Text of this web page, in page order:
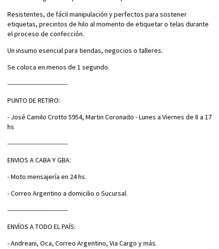
Resistentes, de fácil manipulación y perfectos para sostener
etiquetas, precintos de hilo al momento de etiquetar o telas durante
el proceso de confección.
Un insumo esencial para tiendas, negocios o talleres.
Se coloca en menos de 1 segundo.
-------------------------------
PUNTO DE RETIRO:
- José Camilo Crotto 5954, Martin Coronado - Lunes a Viernes de 8 a 17
hs
-------------------------------
ENVIOS A CABA Y GBA:
- Moto mensajería en 24 hs.
- Correo Argentino a domicilio o Sucursal.
-------------------------------
ENVÍOS A TODO EL PAÍS:
- Andreani, Oca, Correo Argentino, Via Cargo y más.